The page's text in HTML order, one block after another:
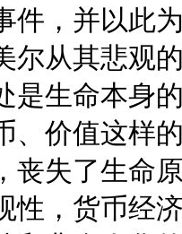
件，并以此
尔从其悲观
是生命本身
、价值这样
丧失了生命
性，货币经